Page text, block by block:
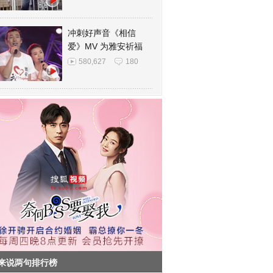
冲刺好声音《相信
爱》MV 为雅安祈福
580,627 180
说两句排行榜